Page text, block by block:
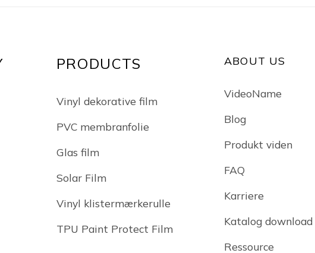
PRODUCTS
Vinyl dekorative film
PVC membranfolie
Glas film
Solar Film
Vinyl klistermærkerulle
TPU Paint Protect Film
ABOUT US
VideoName
Blog
Produkt viden
FAQ
Karriere
Katalog download
Ressource